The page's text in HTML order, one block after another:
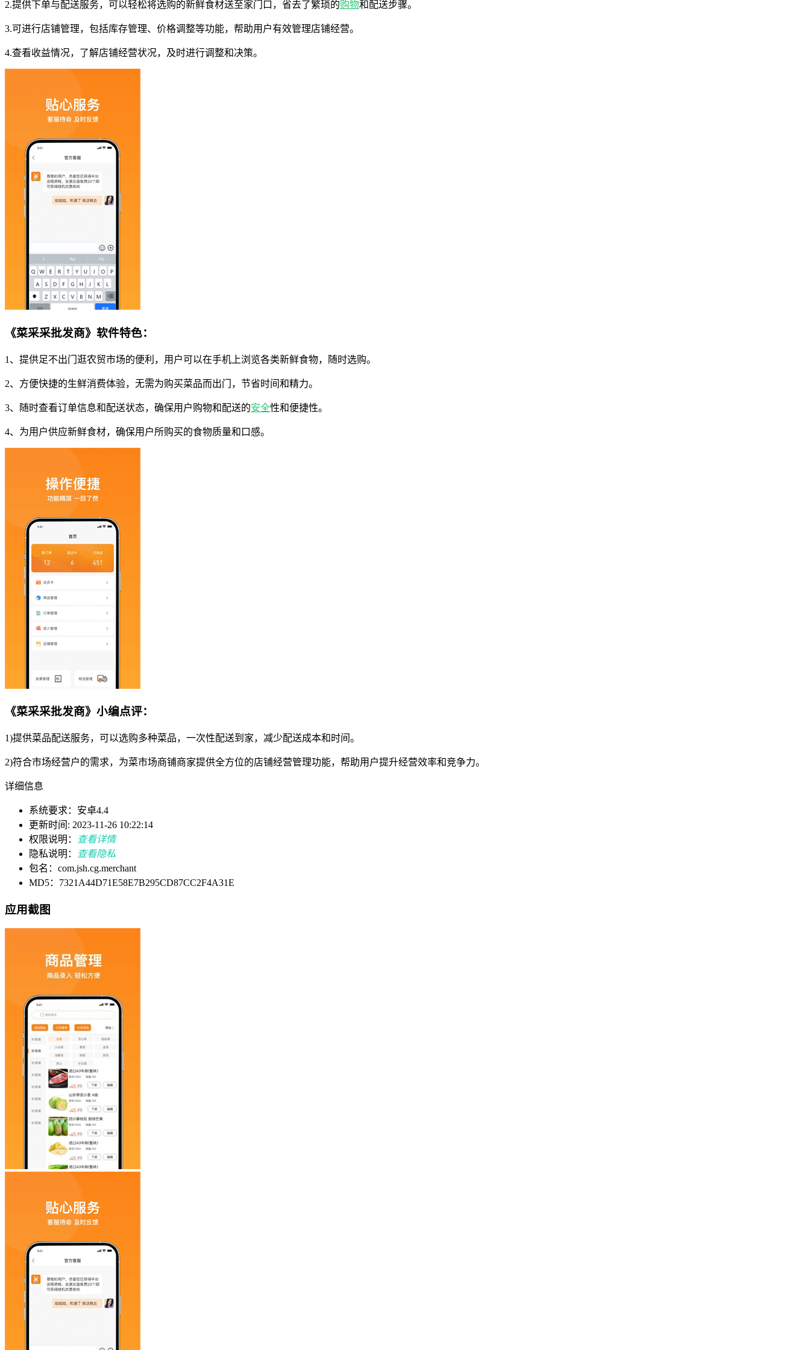
2.提供下单与配送服务，可以轻松将选购的新鲜食材送至家门口，省去了繁琐的购物和配送步骤。
3.可进行店铺管理，包括库存管理、价格调整等功能，帮助用户有效管理店铺经营。
4.查看收益情况，了解店铺经营状况，及时进行调整和决策。
《菜采采批发商》软件特色：
1、提供足不出门逛农贸市场的便利，用户可以在手机上浏览各类新鲜食物，随时选购。
2、方便快捷的生鲜消费体验，无需为购买菜品而出门，节省时间和精力。
3、随时查看订单信息和配送状态，确保用户购物和配送的安全性和便捷性。
4、为用户供应新鲜食材，确保用户所购买的食物质量和口感。
《菜采采批发商》小编点评：
1)提供菜品配送服务，可以选购多种菜品，一次性配送到家，减少配送成本和时间。
2)符合市场经营户的需求，为菜市场商铺商家提供全方位的店铺经营管理功能，帮助用户提升经营效率和竞争力。
详细信息
系统要求：安卓4.4
更新时间: 2023-11-26 10:22:14
权限说明：
查看详情
隐私说明：
查看隐私
包名：com.jsh.cg.merchant
MD5：7321A44D71E58E7B295CD87CC2F4A31E
应用截图